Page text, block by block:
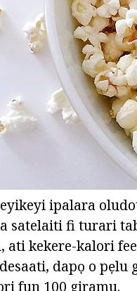
ipalara
satelaiti fi turari
kekere-kalori
dapọ o
fun 100 giramu.